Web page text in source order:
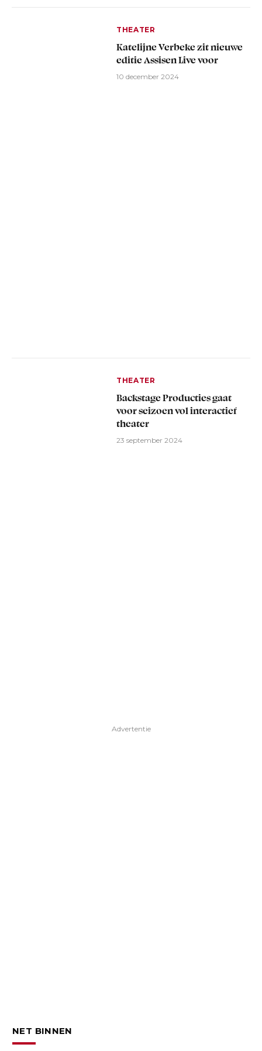
THEATER
Katelijne Verbeke zit nieuwe
editie Assisen Live voor
10 december 2024
THEATER
Backstage Producties gaat
voor seizoen vol interactief
theater
23 september 2024
Advertentie
NET BINNEN